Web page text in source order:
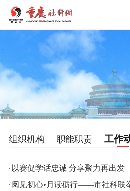
组织机构 职能职责 工作
以赛促学话忠诚 分享聚力再出发 ——市社科联机关青年理论学习小组
阅见初心•月读砺行——市社科联举办学